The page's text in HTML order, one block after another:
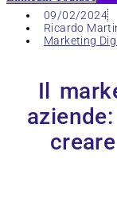
09/02/2024
Ricardo
Marketing
Il